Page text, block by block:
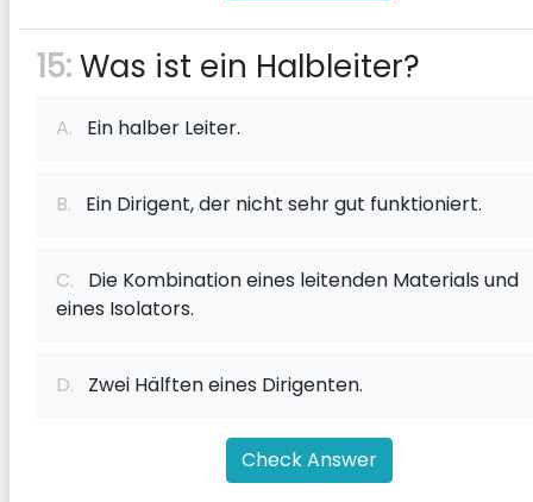
15:Was ist ein Halbleiter?
A. Ein halber Leiter.
B. Ein Dirigent, der nicht sehr gut funktioniert.
C. Die Kombination eines leitenden Materials und
eines Isolators.
D. Zwei Hälften eines Dirigenten.
Check Answer